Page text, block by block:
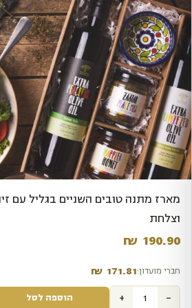
מארז מתנה טובים השניים בגליל עם
וצלחת
₪ 190.90‬
חברי מועדון: ₪ 171.81‬
-
+ הוספה לסל